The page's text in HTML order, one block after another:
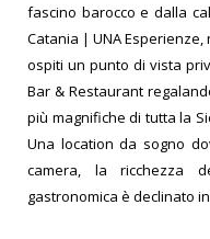
fascino barocco e dalla
Catania | UNAEsperienze,
ospiti un punto di vista
Bar & Restaurant
più magnifiche di tutta la
Una location da sogno
camera, laricchezza
gastronomica è declinato